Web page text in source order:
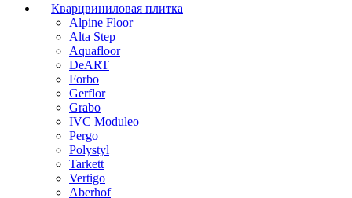
Кварцвиниловая плитка
Alpine Floor
Alta Step
Aquafloor
DeART
Forbo
Gerflor
Grabo
IVC Moduleo
Pergo
Polystyl
Tarkett
Vertigo
Aberhof